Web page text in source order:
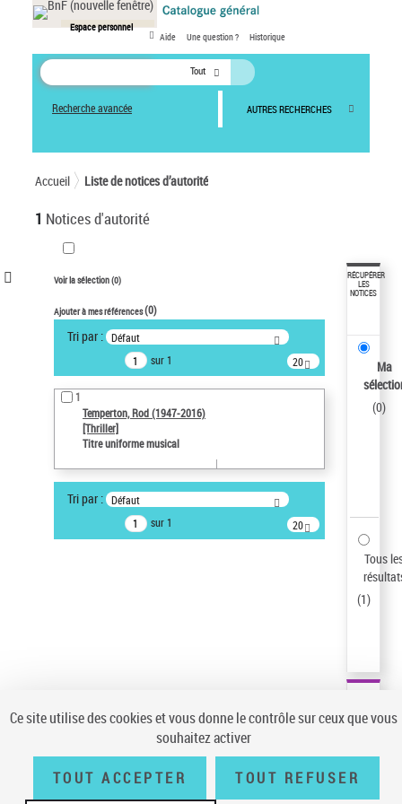
Espace personnel
Aide Une question ? Historique
Tout
Recherche avancée AUTRES RECHERCHES
Accueil Liste de notices d’autorité
1 Notices d'autorité
VOTRE RECHERCHE
Recherche avancée dans les
notices d’autorité
Œuvres liées à l'auteur :
Temperton, Rod (1947-2016)
Pays
ne s'applique pas
Type de notice d'autorité
Œuvre
Statut de la notice d’autorité
Notice élémentaire
Sauvegarder votre recherche
Pays
Voir la sélection (0)
Ajouter à mes références(0)
Tri par : Défaut
sur 1
20
résultats/page
1
Temperton, Rod (1947-2016)
[Thriller]
Titre uniforme musical
Tri par : Défaut
sur 1
20
résultats/page
RÉCUPÉRER
LES
NOTICES
Ma
(0)
Tous
(1)
Panneau de gestion des cookies
Ce site utilise des cookies et vous donne le contrôle sur ceux que vous
souhaitez activer
TOUT ACCEPTER TOUT REFUSER